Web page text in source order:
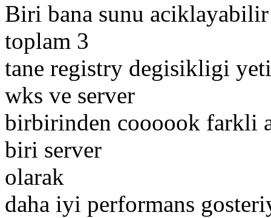
Biri bana sunu
toplam 3
tane registry degisikligi
wks ve server
birbirinden coooook farkli
biri server
olarak
daha iyi performans